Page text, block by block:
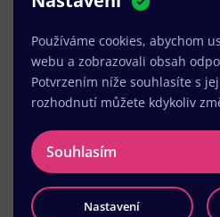
Používáme cookies, abychom
webu a zobrazovali obsah
Potvrzením níže souhlasíte s
rozhodnutí můžete kdykoliv
Souhlasím
Nastavení